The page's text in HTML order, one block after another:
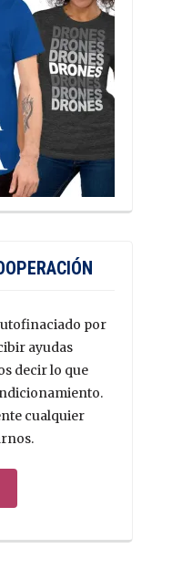
por
ayudas
decir lo que
cualquier